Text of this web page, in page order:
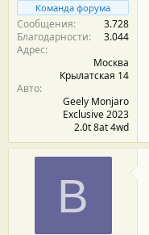
Команда форума
Сообщения
3.728
Благодарности
3.044
Адрес
Москва
Крылатская 14
Авто
Geely Monjaro
Exclusive 2023
2.0t 8at 4wd
В